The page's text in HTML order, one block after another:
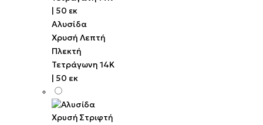
Αλυσίδα
Χρυσή Λεπτή
Πλεκτή
Τετράγωνη 14K
| 50 εκ